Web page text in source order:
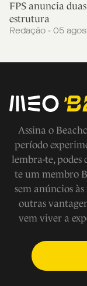
FPS anuncia
estrutura
Redação - 05
Assina o
período
lembra-te, podes
te um membro
sem anúncios às
outras
vem viver a